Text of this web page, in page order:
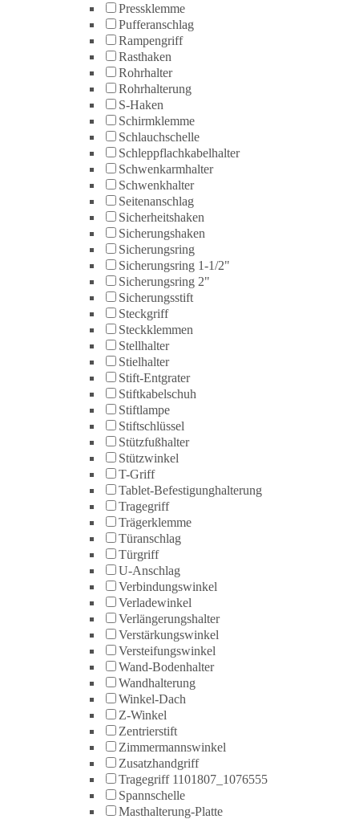
Pressklemme
Pufferanschlag
Rampengriff
Rasthaken
Rohrhalter
Rohrhalterung
S-Haken
Schirmklemme
Schlauchschelle
Schleppflachkabelhalter
Schwenkarmhalter
Schwenkhalter
Seitenanschlag
Sicherheitshaken
Sicherungshaken
Sicherungsring
Sicherungsring 1-1/2"
Sicherungsring 2"
Sicherungsstift
Steckgriff
Steckklemmen
Stellhalter
Stielhalter
Stift-Entgrater
Stiftkabelschuh
Stiftlampe
Stiftschlüssel
Stützfußhalter
Stützwinkel
T-Griff
Tablet-Befestigunghalterung
Tragegriff
Trägerklemme
Türanschlag
Türgriff
U-Anschlag
Verbindungswinkel
Verladewinkel
Verlängerungshalter
Verstärkungswinkel
Versteifungswinkel
Wand-Bodenhalter
Wandhalterung
Winkel-Dach
Z-Winkel
Zentrierstift
Zimmermannswinkel
Zusatzhandgriff
Tragegriff 1101807_1076555
Spannschelle
Masthalterung-Platte